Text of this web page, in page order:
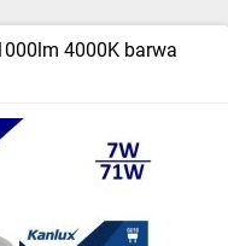
4000K barwa